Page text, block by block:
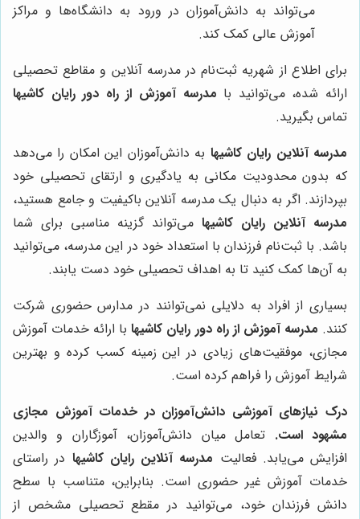
می‌تواند به دانش‌آموزان در ورود به دانشگاه‌ها و مراکز
آموزش عالی کمک کند.
برای اطلاع از شهریه ثبت‌نام در مدرسه آنلاین و مقاطع تحصیلی
ارائه شده، می‌توانید با مدرسه آموزش از راه دور رایان کاشیها
تماس بگیرید.
مدرسه آنلاین رایان کاشیها به دانش‌آموزان این امکان را می‌دهد
که بدون محدودیت مکانی به یادگیری و ارتقای تحصیلی خود
بپردازند. اگر به دنبال یک مدرسه آنلاین باکیفیت و جامع هستید،
مدرسه آنلاین رایان کاشیها می‌تواند گزینه مناسبی برای شما
باشد. با ثبت‌نام فرزندان با استعداد خود در این مدرسه، می‌توانید
به آن‌ها کمک کنید تا به اهداف تحصیلی خود دست یابند.
بسیاری از افراد به دلایلی نمی‌توانند در مدارس حضوری شرکت
کنند. مدرسه آموزش از راه دور رایان کاشیهابا ارائه خدمات آموزش
مجازی، موفقیت‌های زیادی در این زمینه کسب کرده و بهترین
شرایط آموزش را فراهم کرده است.
درک نیازهای آموزشی دانش‌آموزان در خدمات آموزش مجازی
مشهود است. تعامل میان دانش‌آموزان، آموزگاران و والدین
افزایش می‌یابد. فعالیت مدرسه آنلاین رایان کاشیها در راستای
خدمات آموزش غیر حضوری است. بنابراین، متناسب با سطح
دانش فرزندان خود، می‌توانید در مقطع تحصیلی مشخص از